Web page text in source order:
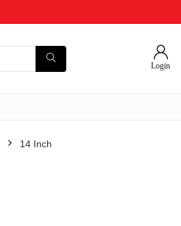
Login
‎14 Inch